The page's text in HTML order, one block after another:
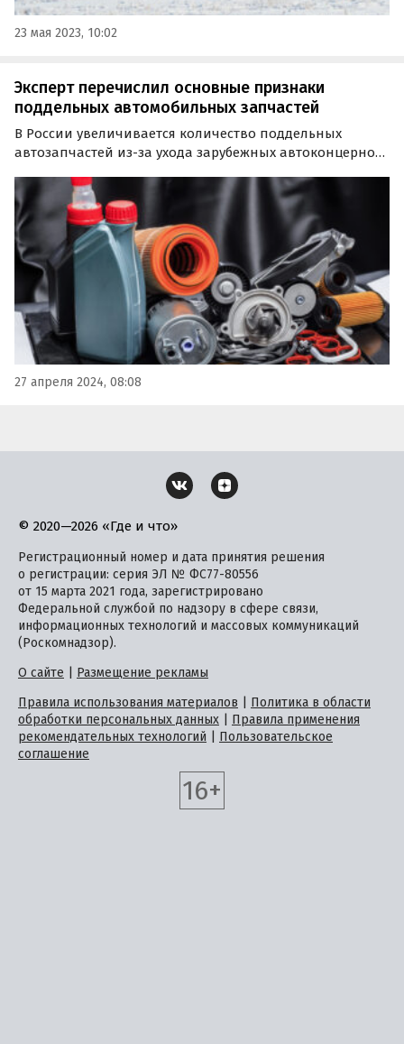
23 мая 2023, 10:02
Эксперт перечислил основные признаки
поддельных автомобильных запчастей
В России увеличивается количество поддельных
автозапчастей из-за ухода зарубежных автоконцернов
страну. Об этом сообщил Илья Иванский, руководитель
сервисного направления автомобильного
маркетплейса…
27 апреля 2024, 08:08
© 2020—2026 «Где и что»
Регистрационный номер и дата принятия решения
о регистрации: серия ЭЛ № ФС77-80556
от 15 марта 2021 года, зарегистрировано
Федеральной службой по надзору в сфере связи,
информационных технологий и массовых коммуникаций
(Роскомнадзор).
О сайте
Размещение рекламы
Правила использования материалов
Политика в области
обработки персональных данных
Правила применения
рекомендательных технологий
Пользовательское
соглашение
16+